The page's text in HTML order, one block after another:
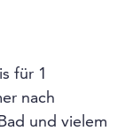
für 1
nach
und vielem